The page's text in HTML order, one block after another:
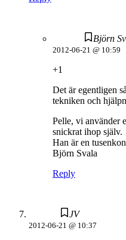
Björn
2012-06-21 @ 10:59
+1
Det är egentligen
tekniken och
Pelle, vi använder
snickrat ihop själv.
Han är en
Björn Svala
Reply
JV
2012-06-21 @ 10:37